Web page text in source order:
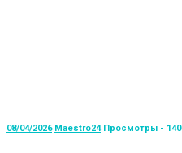
08/04/2026 Maestro24 Просмотры - 140